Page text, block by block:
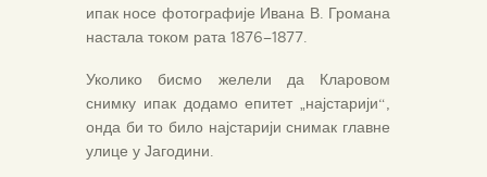
ипак носе фотографије Ивана В. Громана
настала током рата 1876–1877.
Уколико бисмо желели да Кларовом
снимку ипак додамо епитет „најстарији“,
онда би то било најстарији снимак главне
улице у Јагодини.